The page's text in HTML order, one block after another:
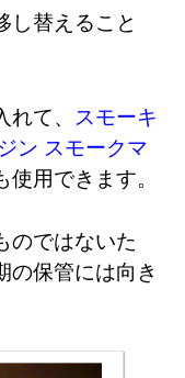
し替えること
て、
スモーキ
ン スモークマ
用できます。
のではないた
の保管には向き